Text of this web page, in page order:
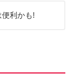
利かも!